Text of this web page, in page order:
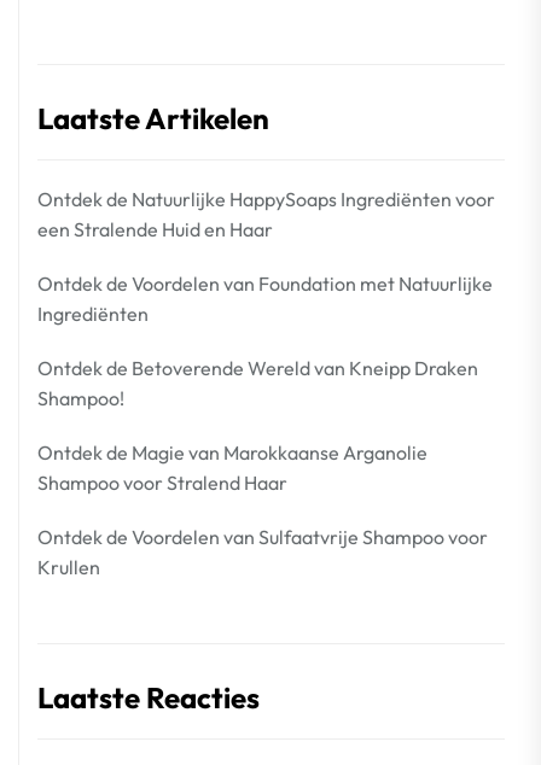
Laatste Artikelen
Ontdek de Natuurlijke HappySoaps Ingrediënten voor
een Stralende Huid en Haar
Ontdek de Voordelen van Foundation met Natuurlijke
Ingrediënten
Ontdek de Betoverende Wereld van Kneipp Draken
Shampoo!
Ontdek de Magie van Marokkaanse Arganolie
Shampoo voor Stralend Haar
Ontdek de Voordelen van Sulfaatvrije Shampoo voor
Krullen
Laatste Reacties